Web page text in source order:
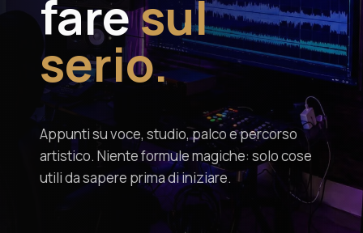
faresul
serio.
Appunti su voce, studio, palco e percorso
artistico. Niente formule magiche: solo cose
utili da sapere prima di iniziare.